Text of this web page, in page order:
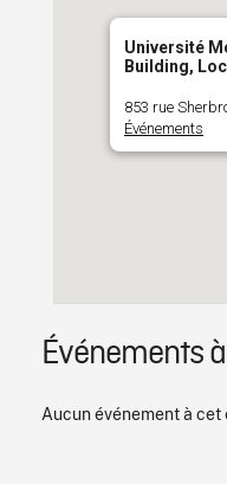
Université
Building,
853 rue
Événements
Événements
Aucun événement à